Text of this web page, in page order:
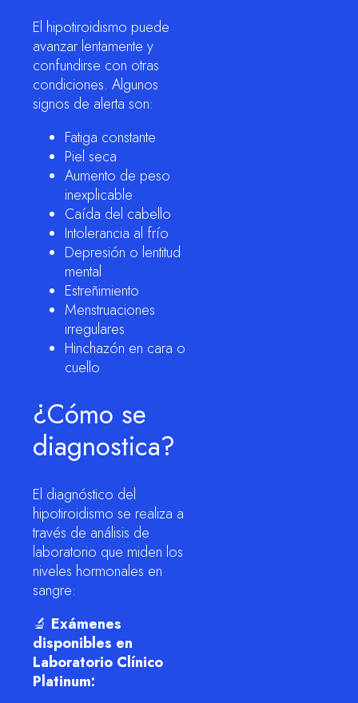
El hipotiroidismo puede
avanzar lentamente y
confundirse con otras
condiciones. Algunos
signos de alerta son:
Fatiga constante
Piel seca
Aumento de peso
inexplicable
Caída del cabello
Intolerancia al frío
Depresión o lentitud
mental
Estreñimiento
Menstruaciones
irregulares
Hinchazón en cara o
cuello
¿Cómo se
diagnostica?
El diagnóstico del
hipotiroidismo se realiza a
través de análisis de
laboratorio que miden los
niveles hormonales en
sangre:
🔬 Exámenes
disponibles en
Laboratorio Clínico
Platinum: